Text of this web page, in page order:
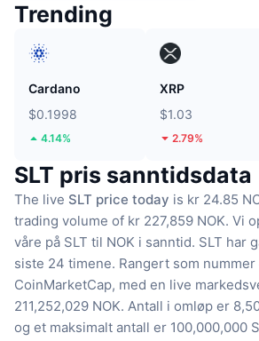
Trending
Cardano
$0.1998
4.14%
XRP
$1.03
2.79%
SLT pris sanntidsdata
The live SLT price today is kr 24.85
trading volume of kr 227,859 NOK. Vi
våre på SLT til NOK i sanntid. SLT har
siste 24 timene. Rangert som nummer
CoinMarketCap, med en live
211,252,029 NOK. Antall i omløp er
og et maksimalt antall er 100,000,000